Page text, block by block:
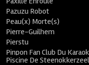
Pazuzu Robot
Peau(x) Morte(s)
Pierre-Guilhem
Pierstu
Pinpon Fan Club Du
Piscine De Steenokkerzeel